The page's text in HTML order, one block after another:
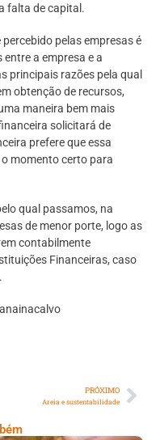
falta de capital.
pelas empresas é
a empresa e a
principais razões pela qual
obtenção de recursos,
maneira bem mais
solicitará de
prefere que essa
momento certo para
qual passamos, na
de menor porte, logo as
contabilmente
Financeiras, caso
PRÓXIMO
Areia e sustentabilidade